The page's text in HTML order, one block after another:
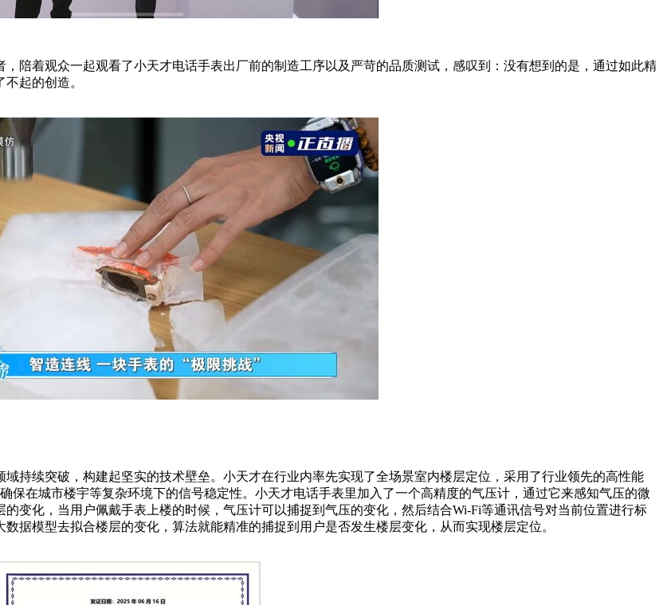
陪着观众一起观看了小天才电话手表出厂前的制造工序以及严苛的品质测试，感叹到：没有想到的是，通过如此精
起的创造。
持续突破，构建起坚实的技术壁垒。小天才在行业内率先实现了全场景室内楼层定位，采用了行业领先的高性能
保在城市楼宇等复杂环境下的信号稳定性。小天才电话手表里加入了一个高精度的气压计，通过它来感知气压的微
变化，当用户佩戴手表上楼的时候，气压计可以捕捉到气压的变化，然后结合Wi-Fi等通讯信号对当前位置进行标
据模型去拟合楼层的变化，算法就能精准的捕捉到用户是否发生楼层变化，从而实现楼层定位。